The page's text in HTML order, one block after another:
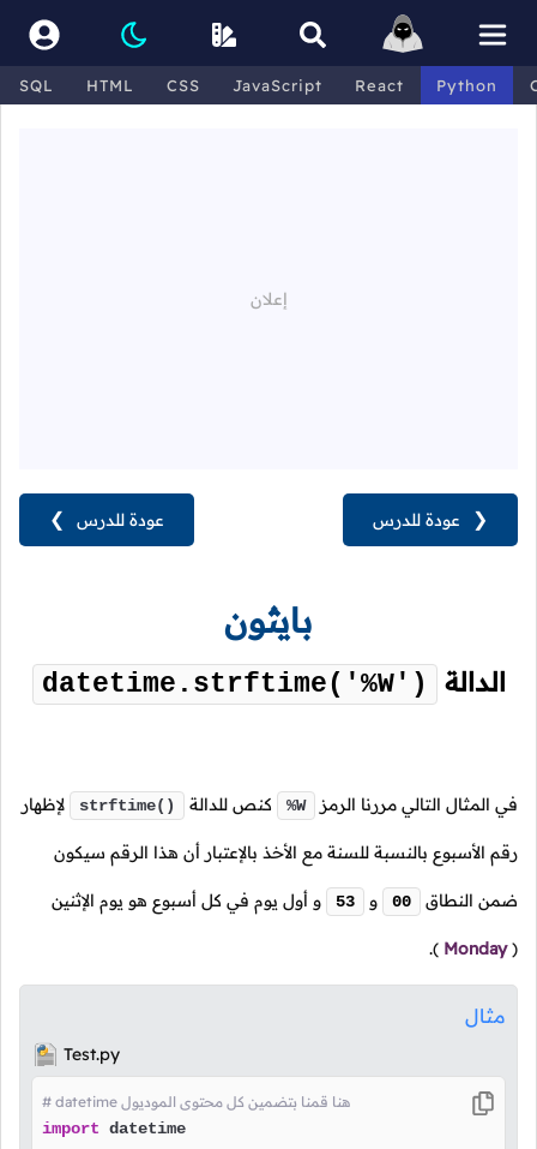
SQL HTML CSS JavaScript React Python
عودة للدرس ❯ ❮ عودة للدرس
بايثون
الدالة datetime.strftime('%W')
في المثال التالي مررنا الرمز %W كنص للدالة strftime() لإظهار
رقم الأسبوع بالنسبة للسنة مع الأخذ بالإعتبار أن هذا الرقم سيكون
ضمن النطاق 00 و 53 و أول يوم في كل أسبوع هو يوم الإثنين
(
Monday
).
مثال
Test.py
# datetime هنا قمنا بتضمين كل محتوى الموديول
import datetime